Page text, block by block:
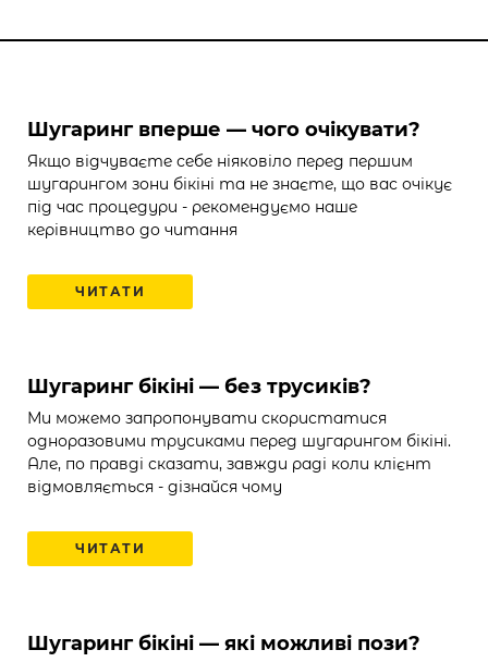
Шугаринг вперше — чого очікувати?
Якщо відчуваєте себе ніяковіло перед першим
шугарингом зони бікіні та не знаєте, що вас очікує
під час процедури - рекомендуємо наше
керівництво до читання
ЧИТАТИ
Шугаринг бікіні — без трусиків?
Ми можемо запропонувати скористатися
одноразовими трусиками перед шугарингом бікіні.
Але, по правді сказати, завжди раді коли клієнт
відмовляється - дізнайся чому
ЧИТАТИ
Шугаринг бікіні — які можливі пози?